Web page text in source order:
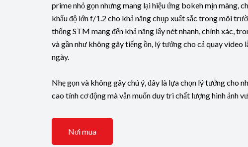
prime nhỏ gọn nhưng mang lại hiệu ứng bokeh mịn màng,
khẩu độ lớn f/1.2 cho khả năng chụp xuất sắc trong môi
thống STM mang đến khả năng lấy nét nhanh, chính xác,
và gần như không gây tiếng ồn, lý tưởng cho cả quay video
ngày.
Nhẹ gọn và không gây chú ý, đây là lựa chọn lý tưởng cho
cao tính cơ động mà vẫn muốn duy trì chất lượng hình ảnh
Nơi mua